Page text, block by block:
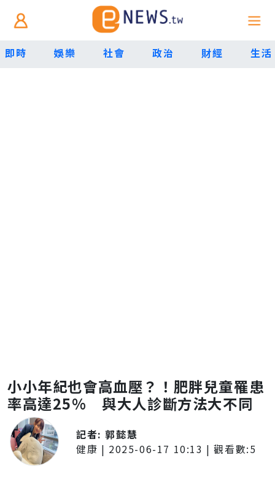
即時 娛樂 社會 政治 財經 生活
小小年紀也會高血壓？！肥胖兒童罹患
率高達25% 與大人診斷方法大不同
記者:郭懿慧
健康 | 2025-06-17 10:13 | 觀看數:5